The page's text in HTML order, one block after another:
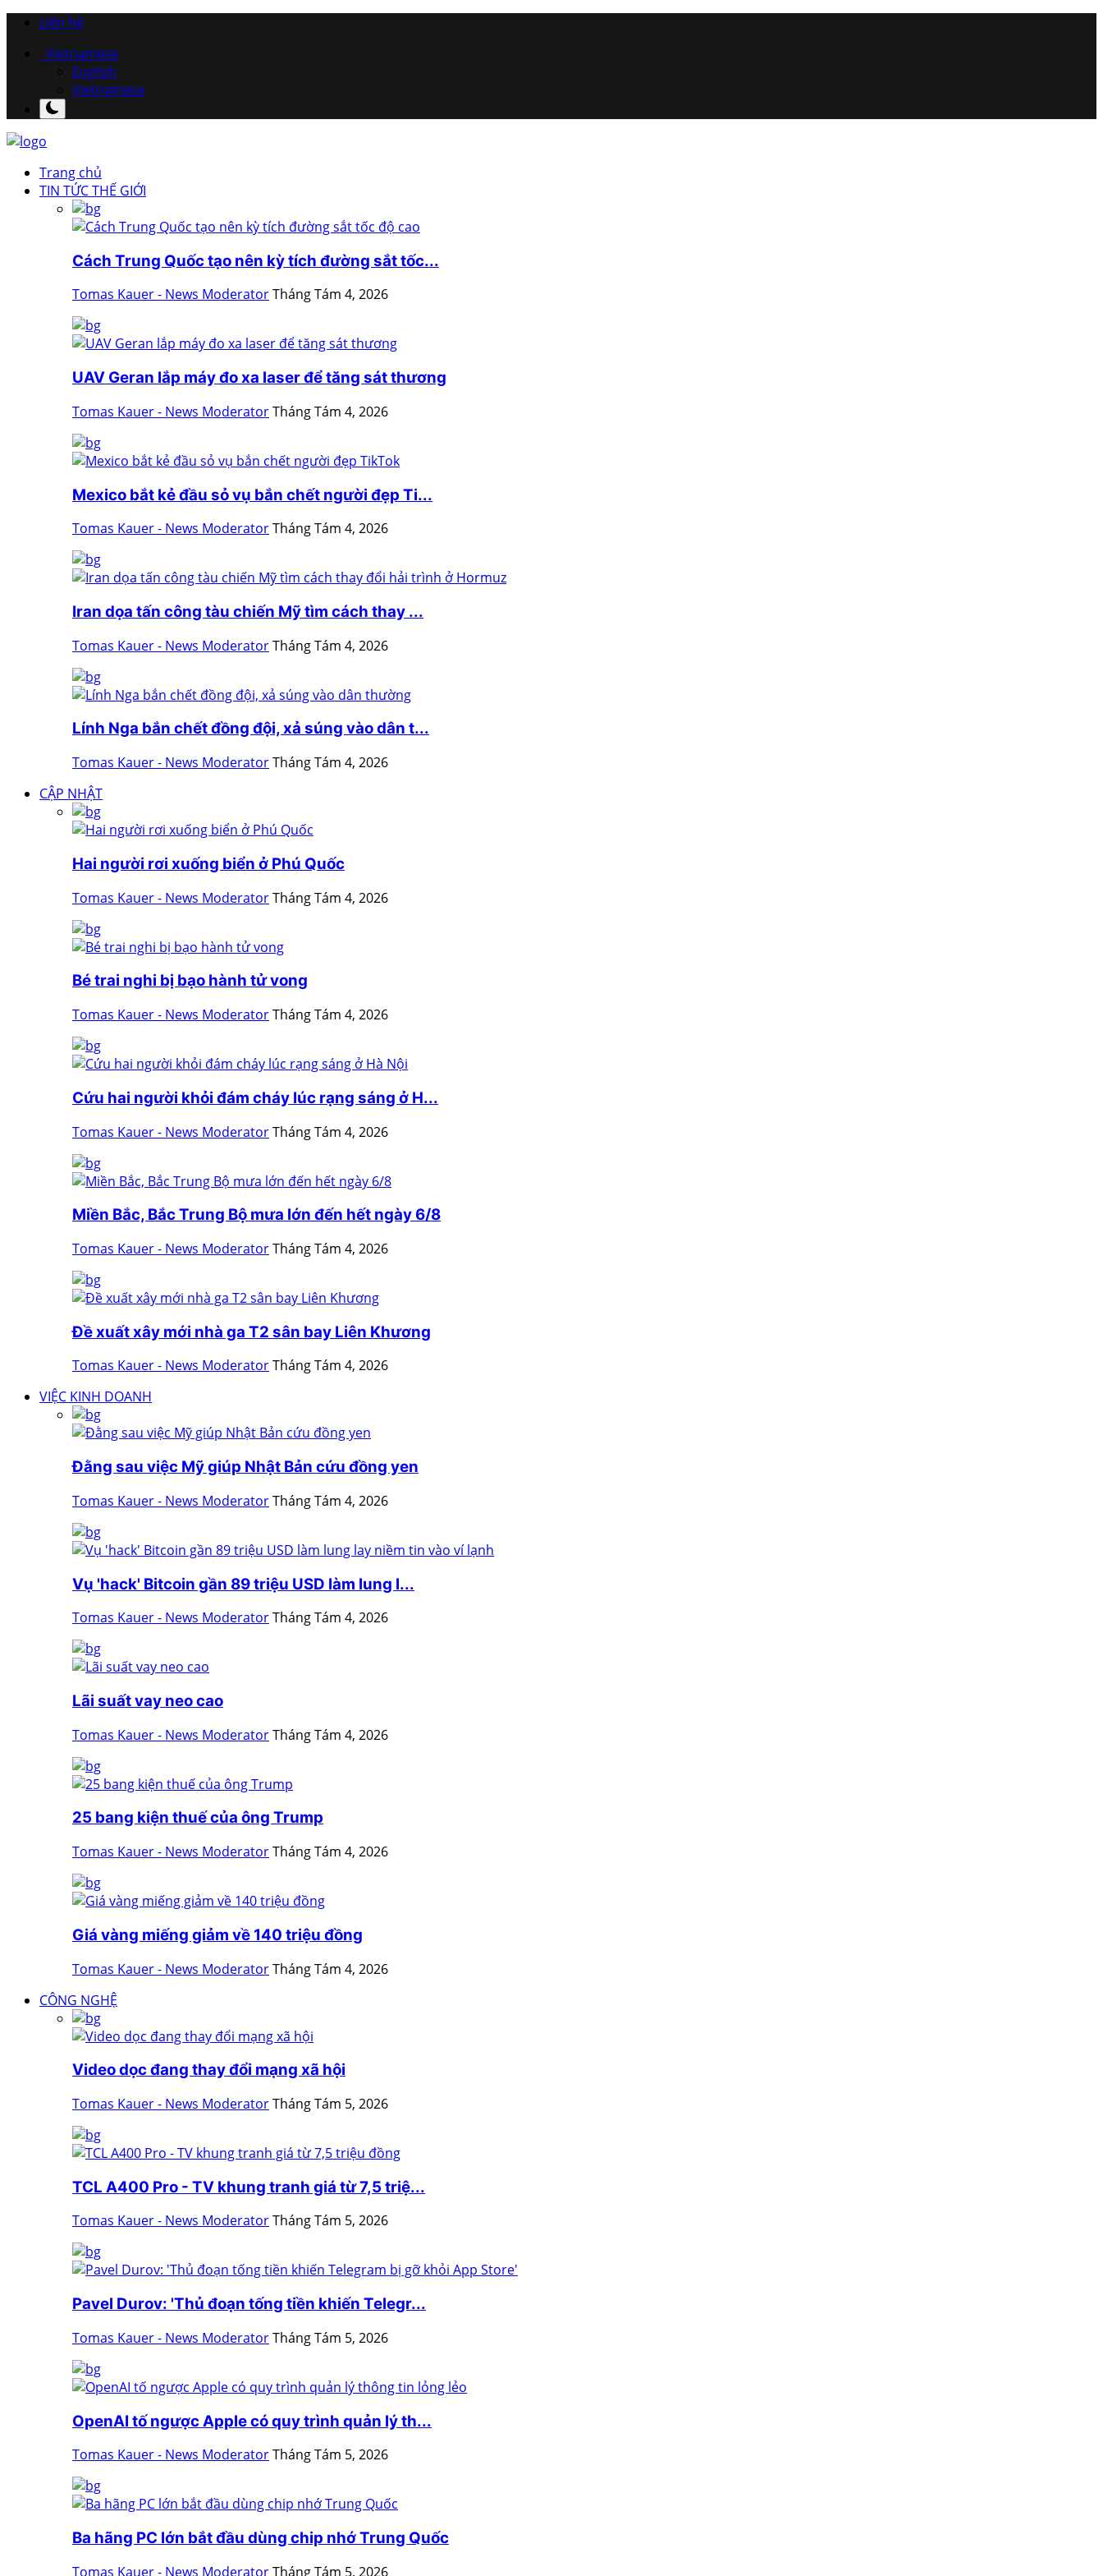
Liên hệ
Vietnamese
English
Vietnamese
Trang chủ
TIN TỨC THẾ GIỚI
Cách Trung Quốc tạo nên kỳ tích đường sắt tốc...
Tomas Kauer - News ModeratorTháng Tám 4, 2026
UAV Geran lắp máy đo xa laser để tăng sát thương
Tomas Kauer - News ModeratorTháng Tám 4, 2026
Mexico bắt kẻ đầu sỏ vụ bắn chết người đẹp Ti...
Tomas Kauer - News ModeratorTháng Tám 4, 2026
Iran dọa tấn công tàu chiến Mỹ tìm cách thay ...
Tomas Kauer - News ModeratorTháng Tám 4, 2026
Lính Nga bắn chết đồng đội, xả súng vào dân t...
Tomas Kauer - News ModeratorTháng Tám 4, 2026
CẬP NHẬT
Hai người rơi xuống biển ở Phú Quốc
Tomas Kauer - News ModeratorTháng Tám 4, 2026
Bé trai nghi bị bạo hành tử vong
Tomas Kauer - News ModeratorTháng Tám 4, 2026
Cứu hai người khỏi đám cháy lúc rạng sáng ở H...
Tomas Kauer - News ModeratorTháng Tám 4, 2026
Miền Bắc, Bắc Trung Bộ mưa lớn đến hết ngày 6/8
Tomas Kauer - News ModeratorTháng Tám 4, 2026
Đề xuất xây mới nhà ga T2 sân bay Liên Khương
Tomas Kauer - News ModeratorTháng Tám 4, 2026
VIỆC KINH DOANH
Đằng sau việc Mỹ giúp Nhật Bản cứu đồng yen
Tomas Kauer - News ModeratorTháng Tám 4, 2026
Vụ 'hack' Bitcoin gần 89 triệu USD làm lung l...
Tomas Kauer - News ModeratorTháng Tám 4, 2026
Lãi suất vay neo cao
Tomas Kauer - News ModeratorTháng Tám 4, 2026
25 bang kiện thuế của ông Trump
Tomas Kauer - News ModeratorTháng Tám 4, 2026
Giá vàng miếng giảm về 140 triệu đồng
Tomas Kauer - News ModeratorTháng Tám 4, 2026
CÔNG NGHỆ
Video dọc đang thay đổi mạng xã hội
Tomas Kauer - News ModeratorTháng Tám 5, 2026
TCL A400 Pro - TV khung tranh giá từ 7,5 triệ...
Tomas Kauer - News ModeratorTháng Tám 5, 2026
Pavel Durov: 'Thủ đoạn tống tiền khiến Telegr...
Tomas Kauer - News ModeratorTháng Tám 5, 2026
OpenAI tố ngược Apple có quy trình quản lý th...
Tomas Kauer - News ModeratorTháng Tám 5, 2026
Ba hãng PC lớn bắt đầu dùng chip nhớ Trung Quốc
Tomas Kauer - News ModeratorTháng Tám 5, 2026